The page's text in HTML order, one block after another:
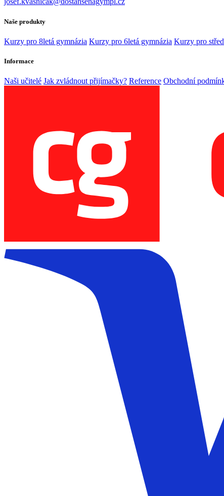
Naše produkty
Kurzy pro 8letá gymnázia Kurzy pro 6letá gymnázia Kurzy pro
Informace
Naši učitelé Jak zvládnout přijímačky? Reference Obchodní